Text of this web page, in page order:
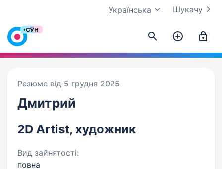
Шукачу
Українська
Резюме від 5 грудня 2025
Дмитрий
2D Artist, художник
Вид зайнятості:
повна